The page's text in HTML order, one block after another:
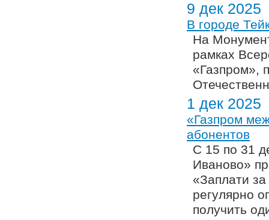
9 дек 2025
В городе
На
рамках
«Газпром»,
1 дек 2025
«Газпром
абонентов
С 15 по 31
Иваново»
«Заплати
регулярно
получить